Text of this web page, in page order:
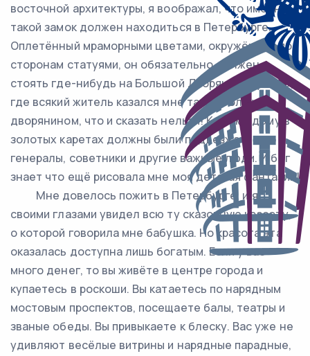
восточной архитектуры, я воображал, что именно
такой замок должен находиться в Петербурге.
Оплетённый мраморными цветами, окружённый по
сторонам статуями, он обязательно должен
стоять где-нибудь на Большой Дворянской улице,
где всякий житель казался мне таким большим
дворянином, что и сказать нельзя! К этому дому в
золотых каретах должны были подъезжать
генералы, советники и другие важные люди. И бог
знает что ещё рисовала мне моя детская фантазия!
Мне довелось пожить в Петербурге, и я
своими глазами увидел всю ту сказочную красоту,
о которой говорила мне бабушка. Но красота эта
оказалась доступна лишь богатым. Если у вас
много денег, то вы живёте в центре города и
купаетесь в роскоши. Вы катаетесь по нарядным
мостовым проспектов, посещаете балы, театры и
званые обеды. Вы привыкаете к блеску. Вас уже не
удивляют весёлые витрины и нарядные парадные,